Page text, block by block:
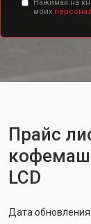
Нажимая на
моих
Прайс
LCD
Дата